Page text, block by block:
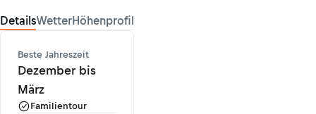
DetailsWetterHöhenprofil
Beste Jahreszeit
Dezember bis
März
Familientour